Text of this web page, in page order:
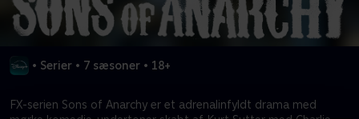
• Serier • 7 sæsoner • 18+
FX-serien Sons of Anarchy er et adrenalinfyldt drama med